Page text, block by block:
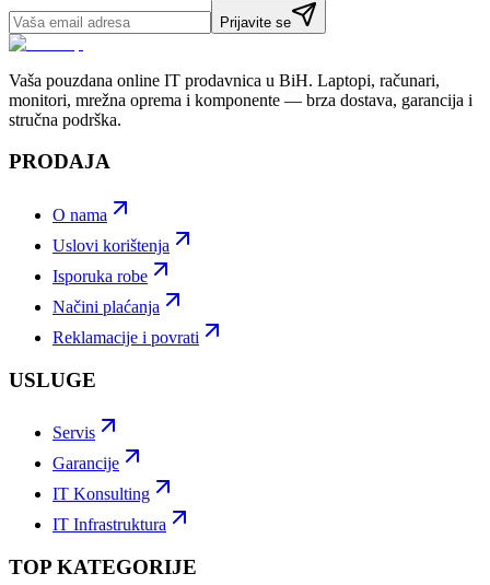
Prijavite se
Vaša pouzdana online IT prodavnica u BiH. Laptopi, računari,
monitori, mrežna oprema i komponente — brza dostava, garancija i
stručna podrška.
PRODAJA
O nama
Uslovi korištenja
Isporuka robe
Načini plaćanja
Reklamacije i povrati
USLUGE
Servis
Garancije
IT Konsulting
IT Infrastruktura
TOP KATEGORIJE